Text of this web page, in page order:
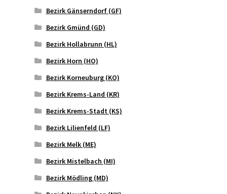
Bezirk Gänserndorf (GF)
Bezirk Gmünd (GD)
Bezirk Hollabrunn (HL)
Bezirk Horn (HO)
Bezirk Korneuburg (KO)
Bezirk Krems-Land (KR)
Bezirk Krems-Stadt (KS)
Bezirk Lilienfeld (LF)
Bezirk Melk (ME)
Bezirk Mistelbach (MI)
Bezirk Mödling (MD)